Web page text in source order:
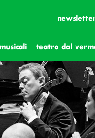
teatro dal